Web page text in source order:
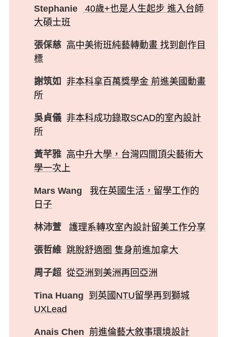
Stephanie
40歲+也是人生起步 進入台師
大碩士班
張倸慈 高中美術班純藝轉動畫 找到創作目
標
謝筑如
非本科拿百萬獎學金 前進美國動畫
所
吳貞儀 非本科成功錄取SCAD的室內設計
所
黃芊雅 高中升大學，台灣四間頂尖藝術大
學一次上
Mars Wang
我在英國生活，留學工作的
日子
林沛萱 護理系轉攻室內設計留美工作分享
張哲維 跳脫舒適圈 隻身前進加拿大
周子超 從亞洲到美洲再回亞洲
Tina Huang 到英國NTU留學再到獅城
UXLead
Anais Chen 前進倫藝大敘事環境設計